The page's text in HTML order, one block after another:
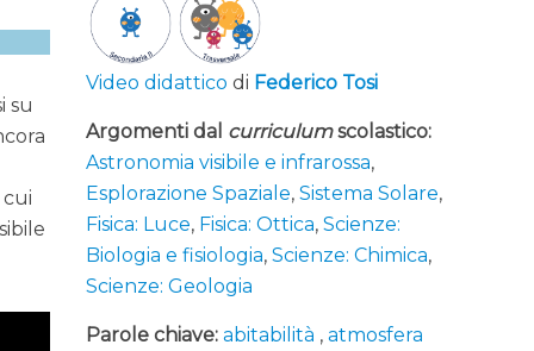
su
cui
Video didattico di Federico Tosi
Argomenti dal curriculumscolastico:
Astronomia visibile e infrarossa,
Esplorazione Spaziale,Sistema Solare,
Fisica: Luce, Fisica: Ottica,Scienze:
Biologia e fisiologia,Scienze: Chimica,
Scienze: Geologia
Parole chiave: abitabilità ,atmosfera